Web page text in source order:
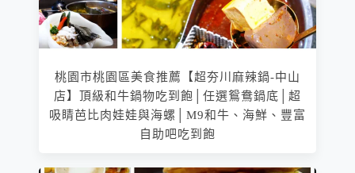
桃園市桃園區美食推薦【超夯川麻辣鍋-中山
店】頂級和牛鍋物吃到飽│任選鴛鴦鍋底│超
吸睛芭比肉娃娃與海螺│M9和牛、海鮮、豐富
自助吧吃到飽